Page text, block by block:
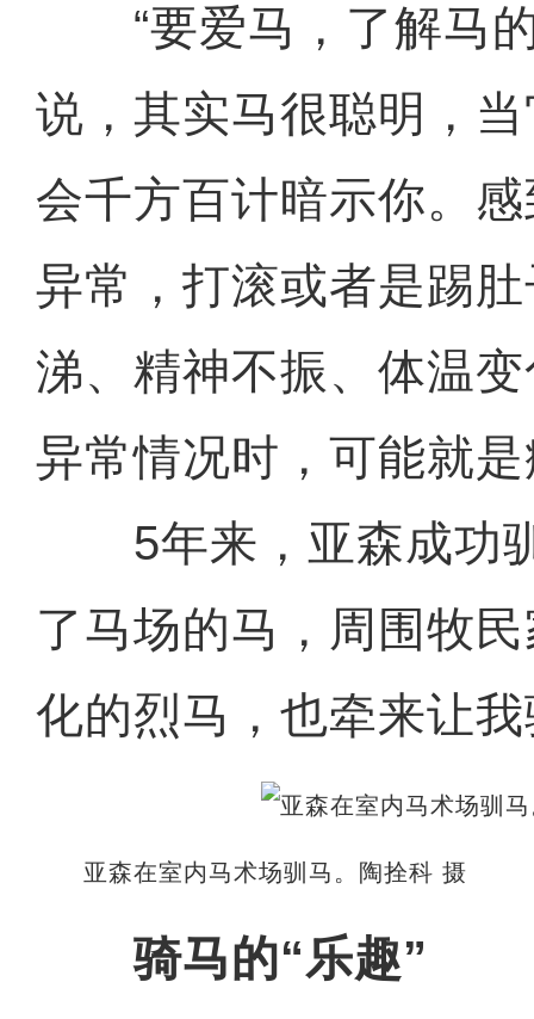
“要爱马，了解马的
说，其实马很聪明，
会千方百计暗示你。
异常，打滚或者是踢
涕、精神不振、体温
异常情况时，可能就
5年来，亚森成功驯
了马场的马，周围牧
化的烈马，也牵来让
亚森在室内马术场驯马。陶拴科 摄
骑马的“乐趣”